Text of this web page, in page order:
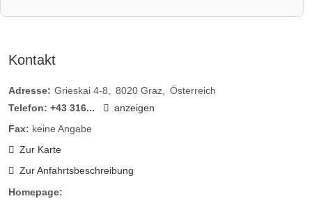
Kontakt
Adresse: Grieskai 4-8 8020 Graz
Österreich
Telefon: +43 316...
anzeigen
Fax: keine Angabe
Zur Karte
Zur Anfahrtsbeschreibung
Homepage: